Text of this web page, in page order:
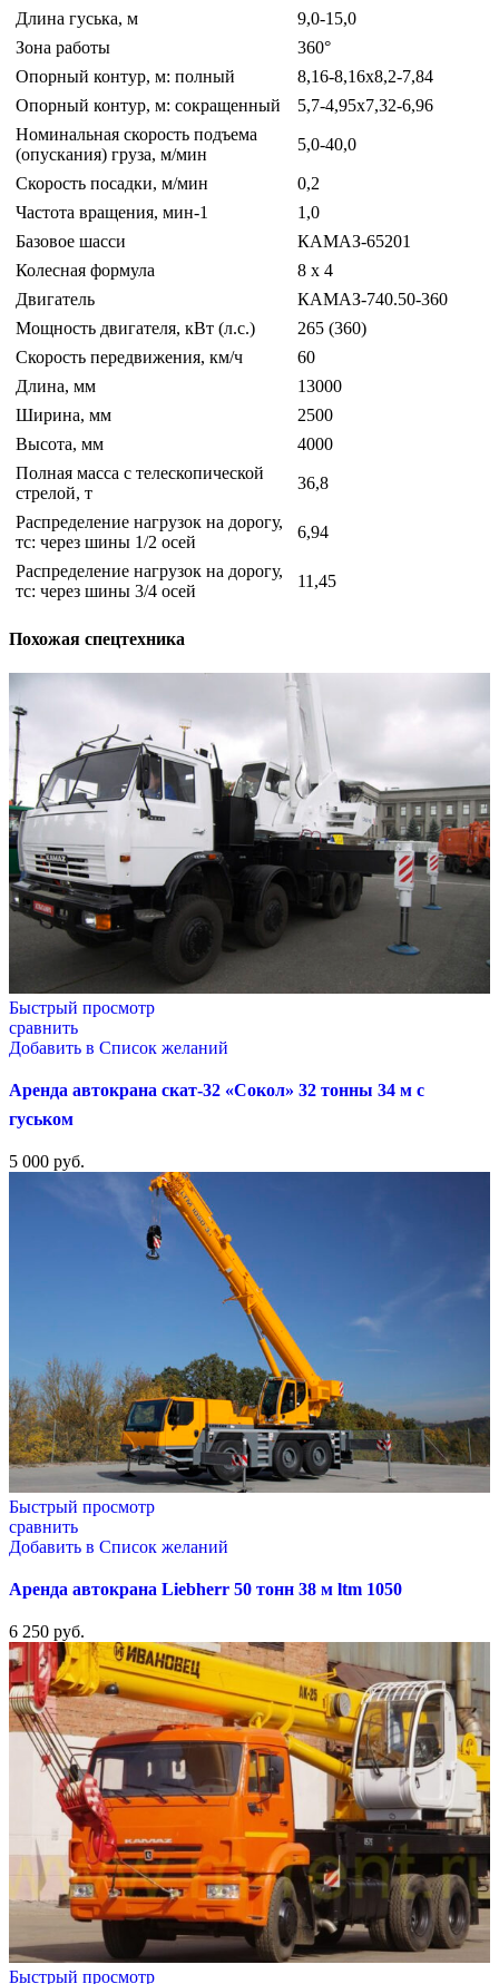
Длина гуська, м
9,0-15,0
Зона работы
360°
Опорный контур, м: полный
8,16-8,16х8,2-7,84
Опорный контур, м: сокращенный
5,7-4,95х7,32-6,96
Номинальная скорость подъема
(опускания) груза, м/мин
5,0-40,0
Скорость посадки, м/мин
0,2
Частота вращения, мин-1
1,0
Базовое шасси
КАМАЗ-65201
Колесная формула
8 х 4
Двигатель
КАМАЗ-740.50-360
Мощность двигателя, кВт (л.с.)
265 (360)
Скорость передвижения, км/ч
60
Длина, мм
13000
Ширина, мм
2500
Высота, мм
4000
Полная масса с телескопической
стрелой, т
36,8
Распределение нагрузок на дорогу,
тс: через шины 1/2 осей
6,94
Распределение нагрузок на дорогу,
тс: через шины 3/4 осей
11,45
Похожая спецтехника
Быстрый просмотр
сравнить
Добавить в Список желаний
Аренда автокрана скат-32 «Сокол» 32 тонны 34 м с
гуськом
5 000 руб.
Быстрый просмотр
сравнить
Добавить в Список желаний
Аренда автокрана Liebherr 50 тонн 38 м ltm 1050
6 250 руб.
Быстрый просмотр